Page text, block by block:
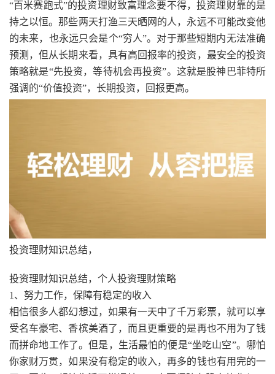
“百米赛跑式”的投资理财致富理念要不得，投资理财靠的是
持之以恒。那些两天打渔三天晒网的人，永远不可能改变他
的未来，也永远只会是个“穷人”。对于那些短期内无法准确
预测，但从长期来看，具有高回报率的投资，最安全的投资
策略就是“先投资，等待机会再投资”。这就是股神巴菲特所
强调的“价值投资”，长期投资，回报更高。
投资理财知识总结，
投资理财知识总结，个人投资理财策略
1、努力工作，保障有稳定的收入
相信很多人都幻想过，如果有一天中了千万彩票，就可以享
受名车豪宅、香槟美酒了，而且更重要的是再也不用为了钱
而拼命地工作了。但是，生活最怕的便是“坐吃山空”。哪怕
你家财万贯，如果没有稳定的收入，再多的钱也有用完的一